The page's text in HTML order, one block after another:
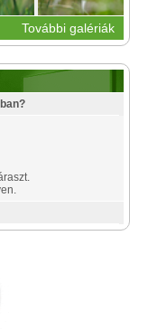
További galériák